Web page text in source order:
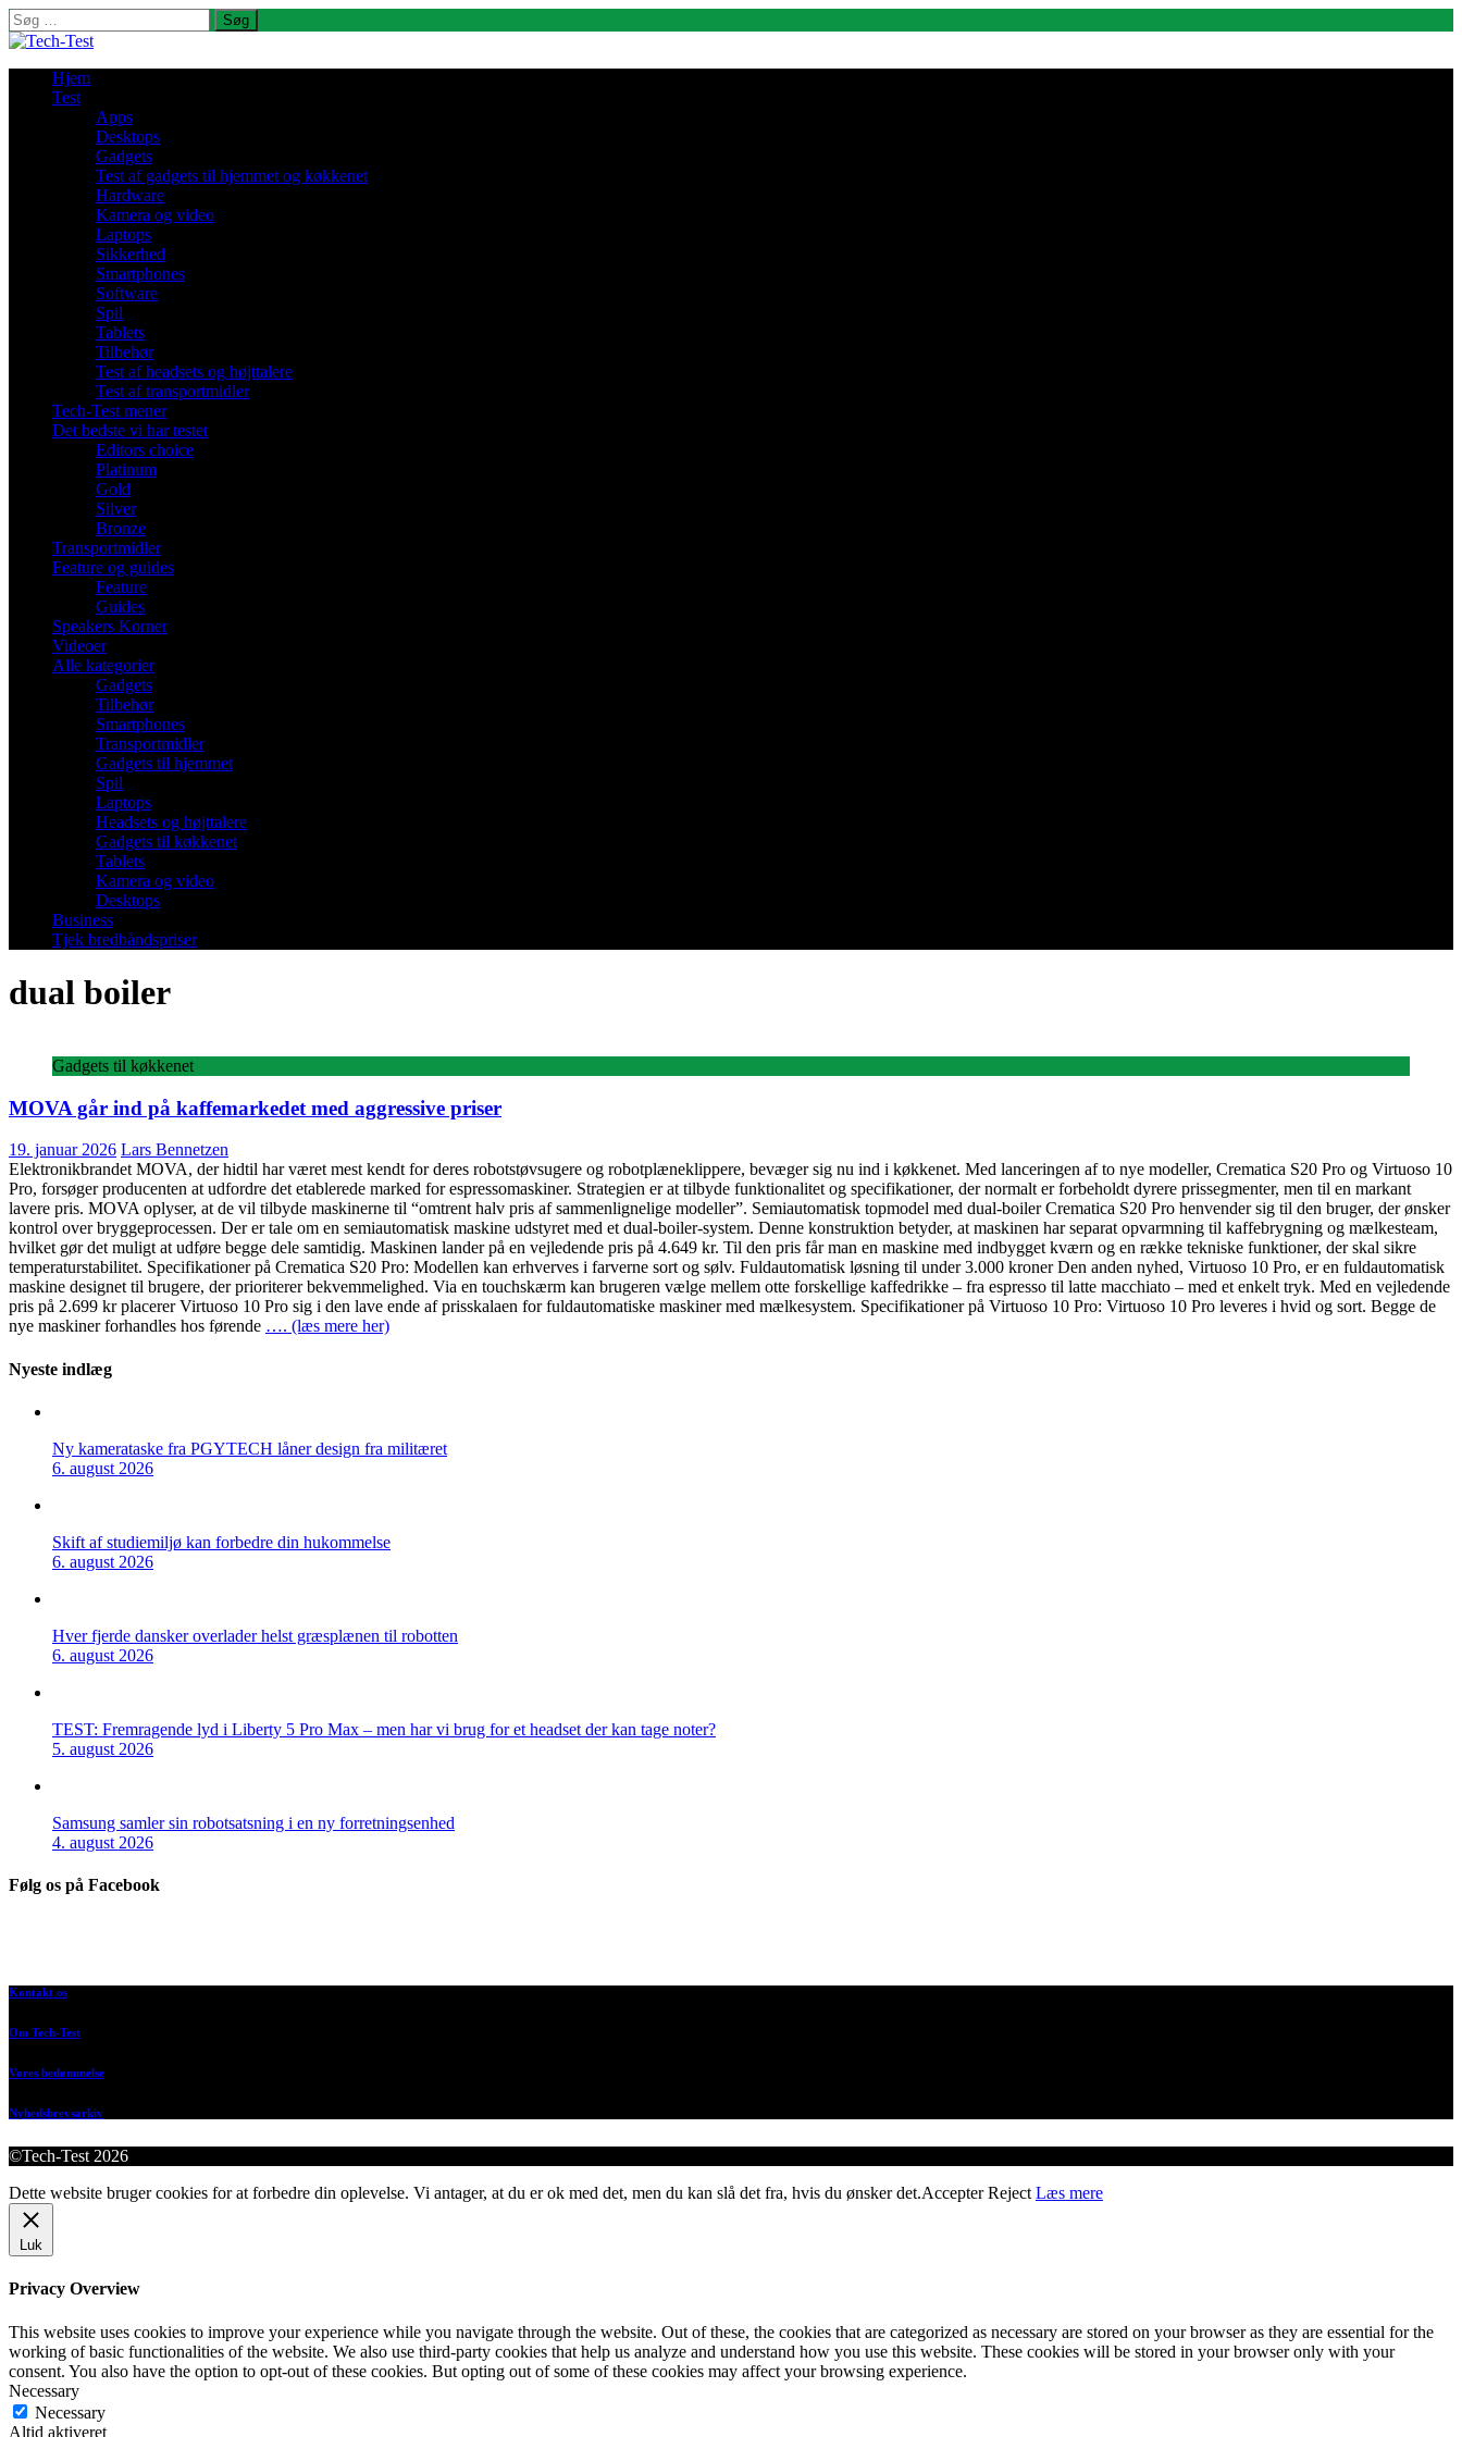
Søg
efter:
Hjem
Test
Apps
Desktops
Gadgets
Test af gadgets til hjemmet og køkkenet
Hardware
Kamera og video
Laptops
Sikkerhed
Smartphones
Software
Spil
Tablets
Tilbehør
Test af headsets og højttalere
Test af transportmidler
Tech-Test mener
Det bedste vi har testet
Editors choice
Platinum
Gold
Silver
Bronze
Transportmidler
Feature og guides
Feature
Guides
Speakers Korner
Videoer
Alle kategorier
Gadgets
Tilbehør
Smartphones
Transportmidler
Gadgets til hjemmet
Spil
Laptops
Headsets og højttalere
Gadgets til køkkenet
Tablets
Kamera og video
Desktops
Business
Tjek bredbåndspriser
dual boiler
Gadgets til køkkenet
MOVA går ind på kaffemarkedet med aggressive priser
19. januar 2026 Lars Bennetzen
Elektronikbrandet MOVA, der hidtil har været mest kendt for deres robotstøvsugere og robotplæneklippere, bevæger sig nu ind i køkkenet. Med lanceringen af to nye modeller, Crematica S20 Pro og Virtuoso 10
Pro, forsøger producenten at udfordre det etablerede marked for espressomaskiner. Strategien er at tilbyde funktionalitet og specifikationer, der normalt er forbeholdt dyrere prissegmenter, men til en markant
lavere pris. MOVA oplyser, at de vil tilbyde maskinerne til “omtrent halv pris af sammenlignelige modeller”. Semiautomatisk topmodel med dual-boiler Crematica S20 Pro henvender sig til den bruger, der ønsker
kontrol over bryggeprocessen. Der er tale om en semiautomatisk maskine udstyret med et dual-boiler-system. Denne konstruktion betyder, at maskinen har separat opvarmning til kaffebrygning og mælkesteam,
hvilket gør det muligt at udføre begge dele samtidig. Maskinen lander på en vejledende pris på 4.649 kr. Til den pris får man en maskine med indbygget kværn og en række tekniske funktioner, der skal sikre
temperaturstabilitet. Specifikationer på Crematica S20 Pro: Modellen kan erhverves i farverne sort og sølv. Fuldautomatisk løsning til under 3.000 kroner Den anden nyhed, Virtuoso 10 Pro, er en fuldautomatisk
maskine designet til brugere, der prioriterer bekvemmelighed. Via en touchskærm kan brugeren vælge mellem otte forskellige kaffedrikke – fra espresso til latte macchiato – med et enkelt tryk. Med en vejledende
pris på 2.699 kr placerer Virtuoso 10 Pro sig i den lave ende af prisskalaen for fuldautomatiske maskiner med mælkesystem. Specifikationer på Virtuoso 10 Pro: Virtuoso 10 Pro leveres i hvid og sort. Begge de
nye maskiner forhandles hos førende …. (læs mere her)
Nyeste indlæg
Ny kamerataske fra PGYTECH låner design fra militæret
6. august 2026
Skift af studiemiljø kan forbedre din hukommelse
6. august 2026
Hver fjerde dansker overlader helst græsplænen til robotten
6. august 2026
TEST: Fremragende lyd i Liberty 5 Pro Max – men har vi brug for et headset der kan tage noter?
5. august 2026
Samsung samler sin robotsatsning i en ny forretningsenhed
4. august 2026
Følg os på Facebook
Kontakt os
Om Tech-Test
Vores bedømmelse
Nyhedsbrevsarkiv
©Tech-Test 2026
Dette website bruger cookies for at forbedre din oplevelse. Vi antager, at du er ok med det, men du kan slå det fra, hvis du ønsker det.Accepter Reject Læs mere
Luk
Privacy Overview
This website uses cookies to improve your experience while you navigate through the website. Out of these, the cookies that are categorized as necessary are stored on your browser as they are essential for the
working of basic functionalities of the website. We also use third-party cookies that help us analyze and understand how you use this website. These cookies will be stored in your browser only with your
consent. You also have the option to opt-out of these cookies. But opting out of some of these cookies may affect your browsing experience.
Necessary
Necessary
Altid aktiveret